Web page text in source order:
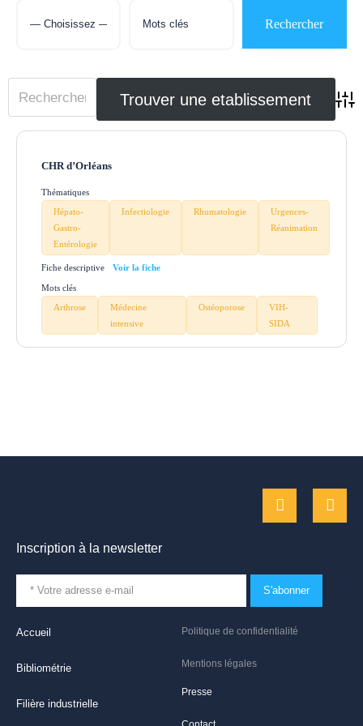
CHR d’Orléans
Thématiques
Hépato-
Gastro-
Entérologie
Infectiologie Rhumatologie
Urgences-
Réanimation
Fiche descriptive
Mots clés
Arthrose
Médecine
intensive
Ostéoporose
VIH-
SIDA
Politique de confidentialité
Mentions légales
Presse
Accueil
Bibliométrie
Filière industrielle
Inscription à la newsletter
S'abonner